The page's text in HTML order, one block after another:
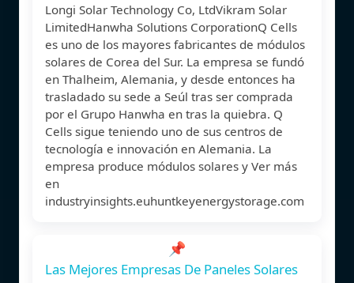
Longi Solar Technology Co, LtdVikram Solar
LimitedHanwha Solutions CorporationQ Cells
es uno de los mayores fabricantes de módulos
solares de Corea del Sur. La empresa se fundó
en Thalheim, Alemania, y desde entonces ha
trasladado su sede a Seúl tras ser comprada
por el Grupo Hanwha en tras la quiebra. Q
Cells sigue teniendo uno de sus centros de
tecnología e innovación en Alemania. La
empresa produce módulos solares y Ver más
en
industryinsights.euhuntkeyenergystorage.com
📌
Las Mejores Empresas De Paneles Solares